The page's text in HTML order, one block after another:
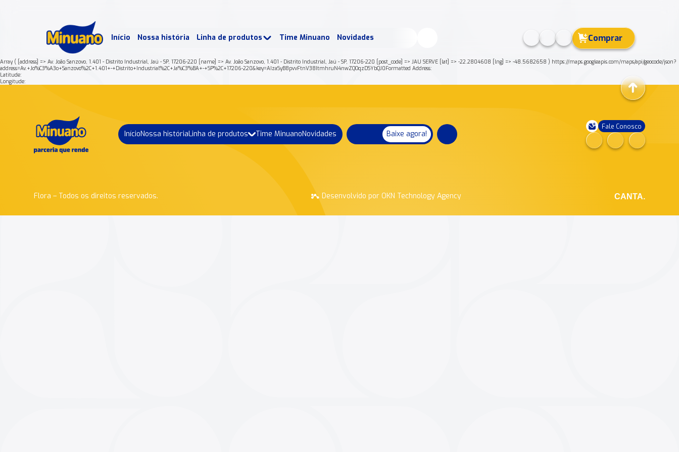
Início Nossa história Linha de produtos Time Minuano Novidades Comprar
Array ( [address] => Av. João Sanzovo, 1.401 - Distrito Industrial, Jaú - SP, 17206-220 [name] => Av. João Sanzovo, 1.401 - Distrito Industrial, Jaú - SP, 17206-220 [post_code] => JAU SERVE [lat] => -22.2804608 [lng] => -48.5682658 ) https://maps.googleapis.com/maps/api/geocode/json?
address=Av.+Jo%C3%A3o+Sanzovo%2C+1.401+-+Distrito+Industrial%2C+Ja%C3%BA+-+SP%2C+17206-220&key=AIzaSyB8pvvFtnV38ItmhruN4nwZQOqzDSYbQJ0Formatted Address:
Latitude:
Longitude:
InícioNossa históriaLinha de produtos Time MinuanoNovidades Baixe agora!
Fale Conosco
Flora – Todos os direitos reservados. Desenvolvido por OKN Technology Agency CANTA.